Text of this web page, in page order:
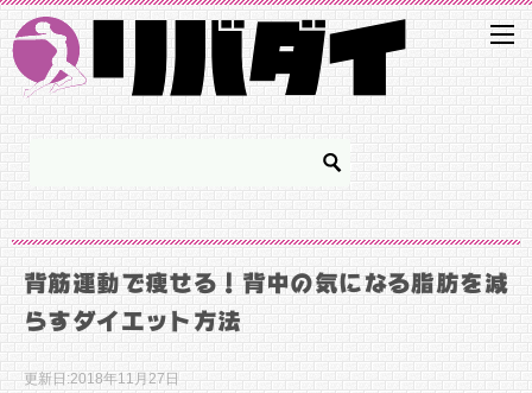
背筋運動で痩せる！背中の気になる脂肪を減
らすダイエット方法
更新日:2018年11月27日